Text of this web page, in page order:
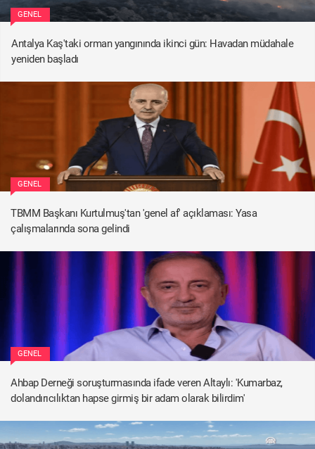
GENEL
Antalya Kaş'taki orman yangınında ikinci gün: Havadan müdahale
yeniden başladı
GENEL
TBMM Başkanı Kurtulmuş'tan 'genel af' açıklaması: Yasa
çalışmalarında sona gelindi
GENEL
Ahbap Derneği soruşturmasında ifade veren Altaylı: 'Kumarbaz,
dolandırıcılıktan hapse girmiş bir adam olarak bilirdim'